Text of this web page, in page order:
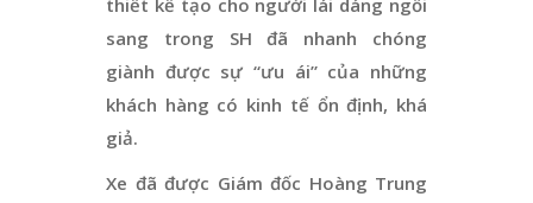
sang trong SH đã nhanh chóng
giành được sự “ưu ái” của những
khách hàng có kinh tế ổn định, khá
giả.
Xe đã được Giám đốc Hoàng Trung